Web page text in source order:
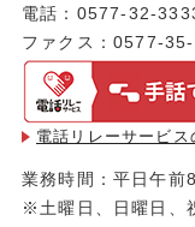
電話：0577-32-
ファクス：0577-
電話リレーサービス
業務時間：平日午前
※土曜日、日曜日、